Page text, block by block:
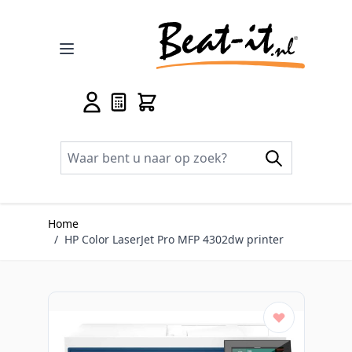
Home
/ HP Color LaserJet Pro MFP 4302dw printer